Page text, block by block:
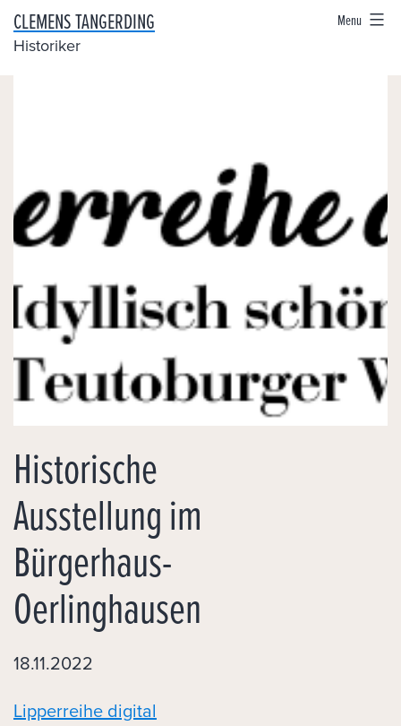
SkipCLEMENS TANGERDING
Historiker
Menu
Historische
Ausstellung im
Bürgerhaus-
Oerlinghausen
18.11.2022
Lipperreihe digital